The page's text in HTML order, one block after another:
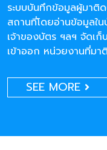
ระบบบันทึกข้อมูลผู้มาติ
สถานที่โดยอ่านข้อมูลใ
เจ้าของบัตร ฯลฯ จัดเก็
เข้าออก หน่วยงานที่มา
SEE MORE